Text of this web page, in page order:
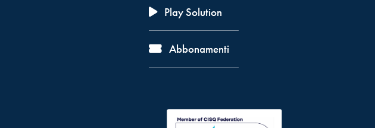
Play Solution
Abbonamenti